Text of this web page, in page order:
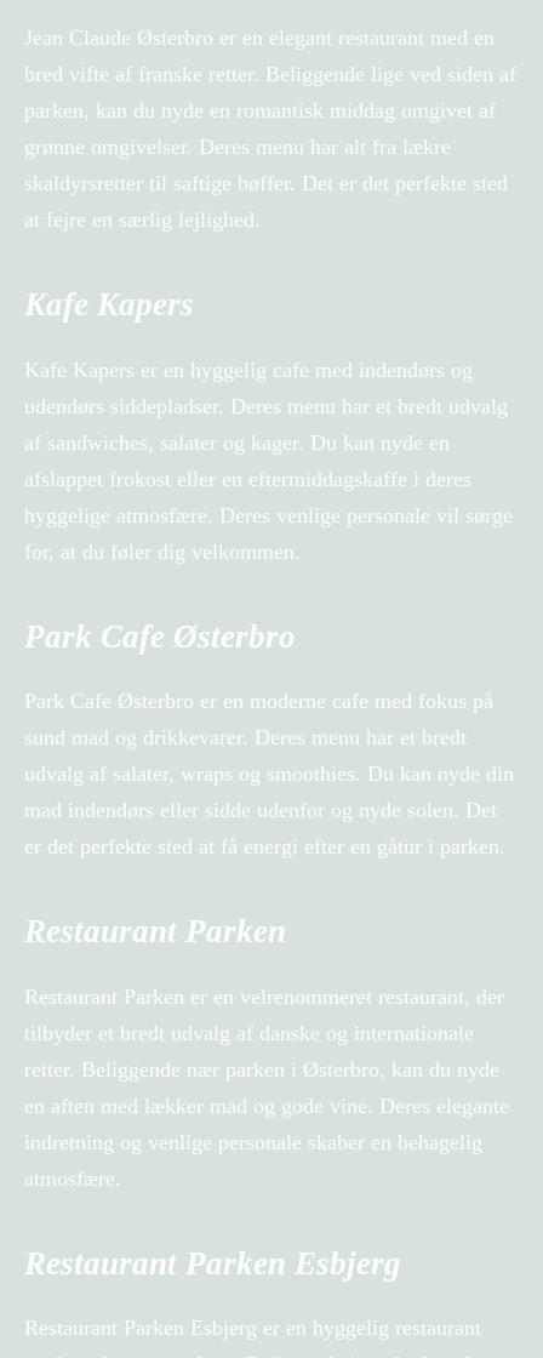
Jean Claude Østerbro er en elegant restaurant med en
bred vifte af franske retter. Beliggende lige ved siden af
parken, kan du nyde en romantisk middag omgivet af
grønne omgivelser. Deres menu har alt fra lækre
skaldyrsretter til saftige bøffer. Det er det perfekte sted
at fejre en særlig lejlighed.
Kafe Kapers
Kafe Kapers er en hyggelig cafe med indendørs og
udendørs siddepladser. Deres menu har et bredt udvalg
af sandwiches, salater og kager. Du kan nyde en
afslappet frokost eller en eftermiddagskaffe i deres
hyggelige atmosfære. Deres venlige personale vil sørge
for, at du føler dig velkommen.
Park Cafe Østerbro
Park Cafe Østerbro er en moderne cafe med fokus på
sund mad og drikkevarer. Deres menu har et bredt
udvalg af salater, wraps og smoothies. Du kan nyde din
mad indendørs eller sidde udenfor og nyde solen. Det
er det perfekte sted at få energi efter en gåtur i parken.
Restaurant Parken
Restaurant Parken er en velrenommeret restaurant, der
tilbyder et bredt udvalg af danske og internationale
retter. Beliggende nær parken i Østerbro, kan du nyde
en aften med lækker mad og gode vine. Deres elegante
indretning og venlige personale skaber en behagelig
atmosfære.
Restaurant Parken Esbjerg
Restaurant Parken Esbjerg er en hyggelig restaurant